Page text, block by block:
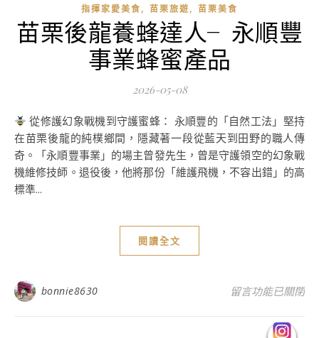
指揮家愛美食, 苗栗旅遊, 苗栗美食
苗栗後龍養蜂達人╴永順豐
事業蜂蜜產品
2026-05-08
從修護幻象戰機到守護蜜蜂： 永順豐的「自然工法」堅持
在苗栗後龍的純樸鄉間，隱藏著一段從藍天到田野的職人傳
奇。「永順豐事業」的場主曾發先生，曾是守護領空的幻象戰
機維修技師。退役後，他將那份「維護飛機，不容出錯」的高
標準...
閱讀全文
bonnie8630 在〈苗栗後龍養
留言功能已關閉